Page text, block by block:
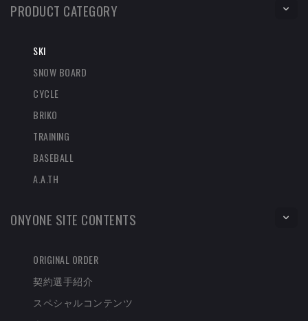
PRODUCT CATEGORY
SKI
SNOW BOARD
CYCLE
BRIKO
TRAINING
BASEBALL
A.A.TH
ONYONE SITE CONTENTS
ORIGINAL ORDER
契約選手紹介
スペシャルコンテンツ